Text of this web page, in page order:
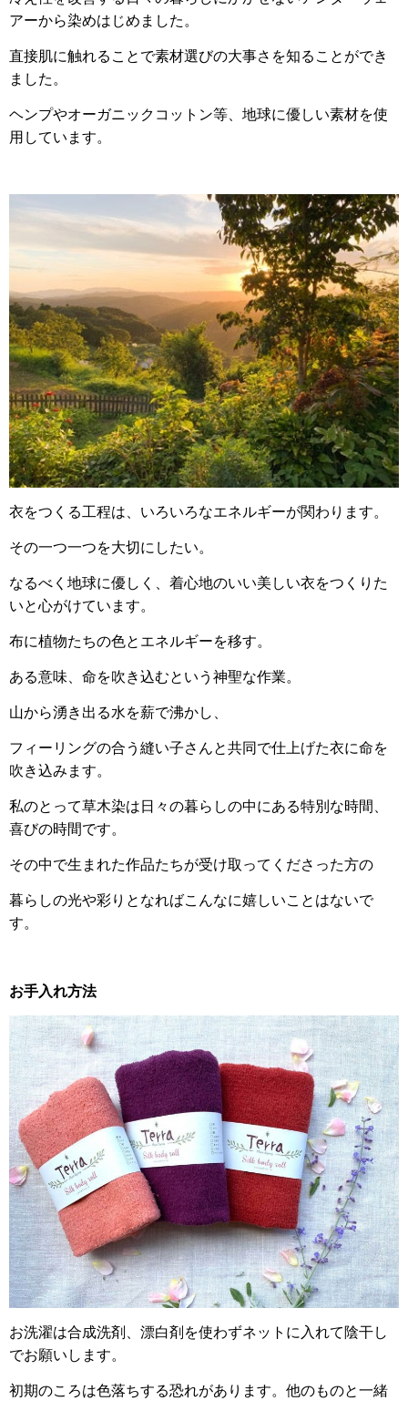
アーから染めはじめました。
直接肌に触れることで素材選びの大事さを知ることができ
ました。
ヘンプやオーガニックコットン等、地球に優しい素材を使
用しています。
衣をつくる工程は、いろいろなエネルギーが関わります。
その一つ一つを大切にしたい。
なるべく地球に優しく、着心地のいい美しい衣をつくりた
いと心がけています。
布に植物たちの色とエネルギーを移す。
ある意味、命を吹き込むという神聖な作業。
山から湧き出る水を薪で沸かし、
フィーリングの合う縫い子さんと共同で仕上げた衣に命を
吹き込みます。
私のとって草木染は日々の暮らしの中にある特別な時間、
喜びの時間です。
その中で生まれた作品たちが受け取ってくださった方の
暮らしの光や彩りとなればこんなに嬉しいことはないで
す。
お手入れ方法
お洗濯は合成洗剤、漂白剤を使わずネットに入れて陰干し
でお願いします。
初期のころは色落ちする恐れがあります。他のものと一緒